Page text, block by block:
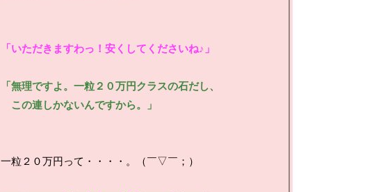
「いただきますわっ！安くしてくださいね♪」
「無理ですよ。一粒２０万円クラスの石だし、
この連しかないんですから。」
一粒２０万円って・・・・。（￣▽￣；）